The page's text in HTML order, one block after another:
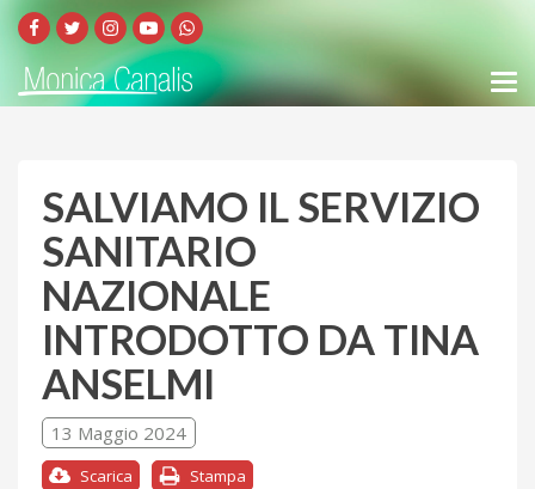
SALVIAMO IL SERVIZIO
SANITARIO
NAZIONALE
INTRODOTTO DA TINA
ANSELMI
13 Maggio 2024
Scarica Stampa